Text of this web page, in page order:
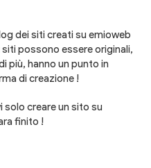
dei siti creati su emioweb
possono essere originali,
più, hanno un punto in
di creazione !
solo creare un sito su
finito !